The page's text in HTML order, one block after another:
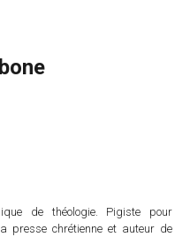
de théologie. Pigiste pour
presse chrétienne et auteur de